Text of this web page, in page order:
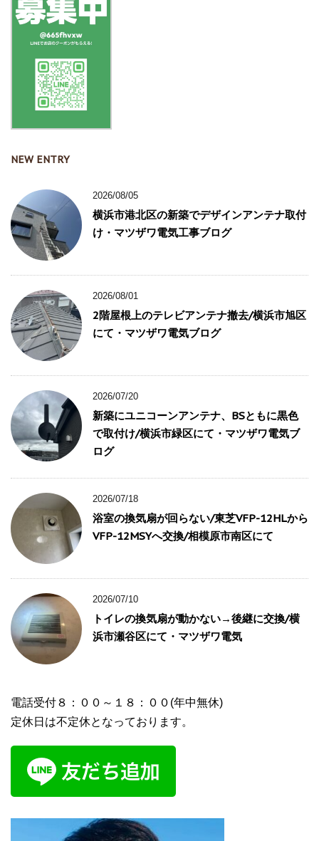
NEW ENTRY
2026/08/05
横浜市港北区の新築でデザインアンテナ取付
け・マツザワ電気工事ブログ
2026/08/01
2階屋根上のテレビアンテナ撤去/横浜市旭区
にて・マツザワ電気ブログ
2026/07/20
新築にユニコーンアンテナ、BSともに黒色
で取付け/横浜市緑区にて・マツザワ電気ブ
ログ
2026/07/18
浴室の換気扇が回らない/東芝VFP-12HLから
VFP-12MSYへ交換/相模原市南区にて
2026/07/10
トイレの換気扇が動かない→後継に交換/横
浜市瀬谷区にて・マツザワ電気
電話受付８：００～１８：００(年中無休)
定休日は不定休となっております。